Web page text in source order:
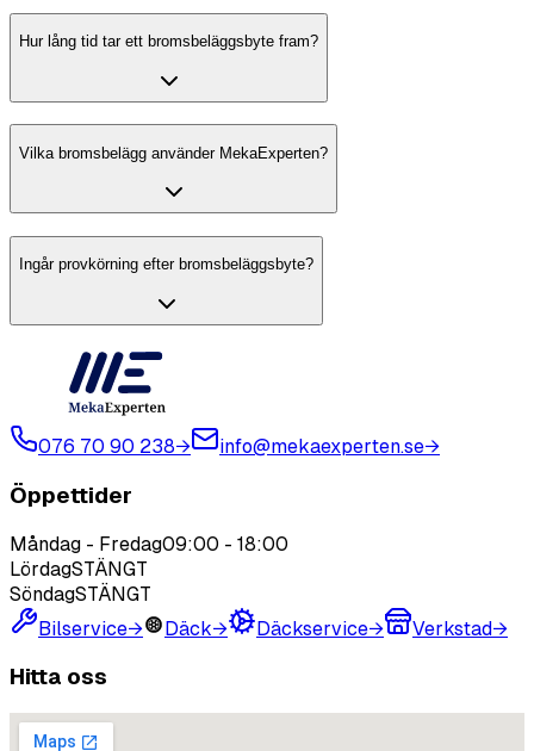
Hur lång tid tar ett bromsbeläggsbyte fram?
Vilka bromsbelägg använder MekaExperten?
Ingår provkörning efter bromsbeläggsbyte?
076 70 90 238→ info@mekaexperten.se→
Öppettider
Måndag - Fredag09:00 - 18:00
LördagSTÄNGT
SöndagSTÄNGT
Bilservice→ Däck→ Däckservice→ Verkstad→
Hitta oss